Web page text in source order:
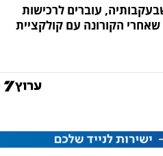
עוברים לרכישות
שאחרי הקורונה עם קולקציית